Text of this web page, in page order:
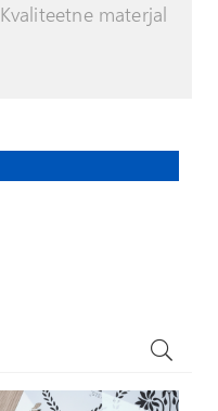
Kvaliteetne materjal